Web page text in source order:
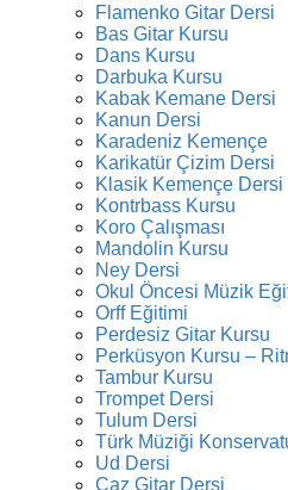
Flamenko Gitar Dersi
Bas Gitar Kursu
Dans Kursu
Darbuka Kursu
Kabak Kemane Dersi
Kanun Dersi
Karadeniz Kemençe
Karikatür Çizim Dersi
Klasik Kemençe Dersi
Kontrbass Kursu
Koro Çalışması
Mandolin Kursu
Ney Dersi
Okul Öncesi Müzik
Orff Eğitimi
Perdesiz Gitar Kursu
Perküsyon Kursu –
Tambur Kursu
Trompet Dersi
Tulum Dersi
Türk Müziği
Ud Dersi
Caz Gitar Dersi